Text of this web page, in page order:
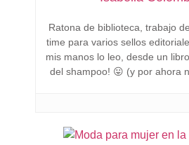
Ratona de biblioteca, trabajo
time para varios sellos
mis manos lo leo, desde un
del shampoo! 😛 (y por ahora